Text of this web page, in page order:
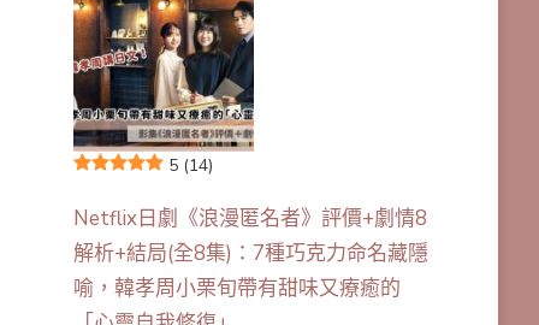
5 (14)
Netflix日劇《浪漫匿名者》評價+劇情8
解析+結局(全8集)：7種巧克力命名藏隱
喻，韓孝周小栗旬帶有甜味又療癒的